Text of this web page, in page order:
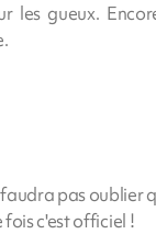
les gueux.
faudra pas oublier
c'est officiel !